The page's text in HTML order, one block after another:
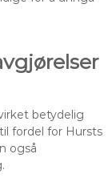
betydelig
fordel for Hursts
også